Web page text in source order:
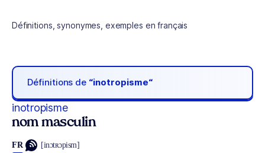
Définitions, synonymes, exemples en français
Définitions de “inotropisme“
inotropisme
nom masculin
FR [inɔtʀɔpism]